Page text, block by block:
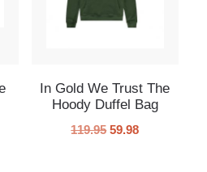
In Gold We Trust The
Hoody Duffel Bag
119.95 59.98